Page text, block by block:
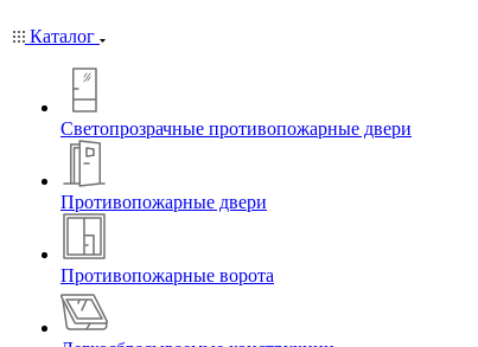
Каталог
Светопрозрачные противопожарные двери
Противопожарные двери
Противопожарные ворота